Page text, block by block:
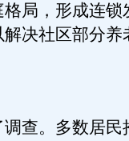
局，形成连锁
决社区部分养
查。多数居民